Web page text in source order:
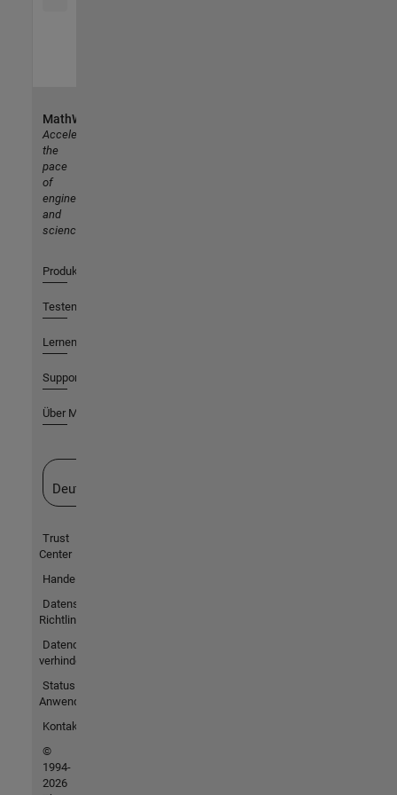
MathWorks
Accelerating
the
pace
of
engineering
and
science
Produkte
Testen oder Kaufen
Lernen
Support
Über MathWorks
Deutschland
Trust
Center
Handelsmarken
Datenschutz-
Richtlinien
Datendiebstahl
verhindern
Status von
Anwendungen
Kontakt
©
1994-
2026